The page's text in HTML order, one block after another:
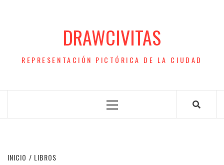
DRAWCIVITAS
REPRESENTACIÓN PICTÓRICA DE LA CIUDAD
Menú
INICIO LIBROS